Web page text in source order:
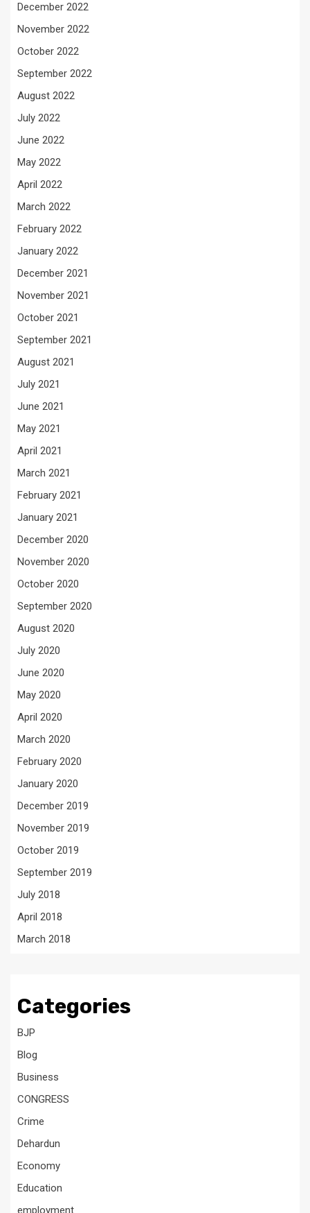
December 2022
November 2022
October 2022
September 2022
August 2022
July 2022
June 2022
May 2022
April 2022
March 2022
February 2022
January 2022
December 2021
November 2021
October 2021
September 2021
August 2021
July 2021
June 2021
May 2021
April 2021
March 2021
February 2021
January 2021
December 2020
November 2020
October 2020
September 2020
August 2020
July 2020
June 2020
May 2020
April 2020
March 2020
February 2020
January 2020
December 2019
November 2019
October 2019
September 2019
July 2018
April 2018
March 2018
Categories
BJP
Blog
Business
CONGRESS
Crime
Dehardun
Economy
Education
employment